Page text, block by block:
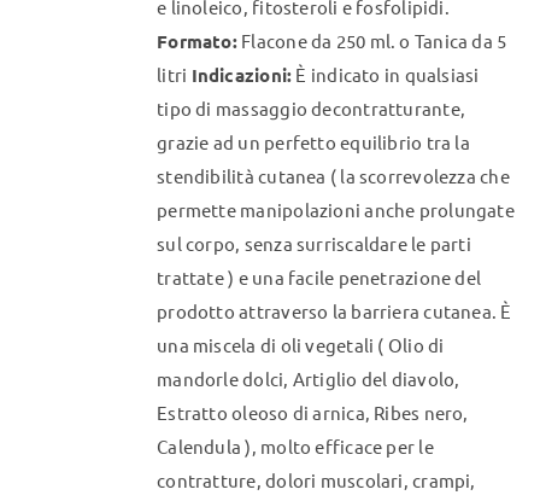
e linoleico, fitosteroli e fosfolipidi.
Formato:Flacone da 250 ml. o Tanica da 5
litri Indicazioni: È indicato in qualsiasi
tipo di massaggio decontratturante,
grazie ad un perfetto equilibrio tra la
stendibilità cutanea ( la scorrevolezza che
permette manipolazioni anche prolungate
sul corpo, senza surriscaldare le parti
trattate ) e una facile penetrazione del
prodotto attraverso la barriera cutanea. È
una miscela di oli vegetali ( Olio di
mandorle dolci, Artiglio del diavolo,
Estratto oleoso di arnica, Ribes nero,
Calendula ), molto efficace per le
contratture, dolori muscolari, crampi,